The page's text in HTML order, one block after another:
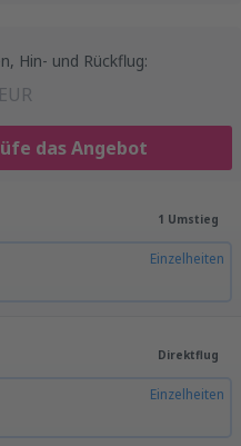
Hin- und Rückflug:
EUR
das Angebot
1 Umstieg
Einzelheiten
Direktflug
Einzelheiten